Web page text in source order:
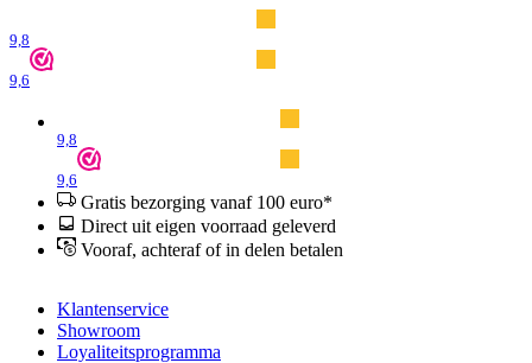
9,8
9,6
9,8
9,6
Gratis bezorging vanaf 100 euro*
Direct uit eigen voorraad geleverd
Vooraf, achteraf of in delen betalen
Klantenservice
Showroom
Loyaliteitsprogramma